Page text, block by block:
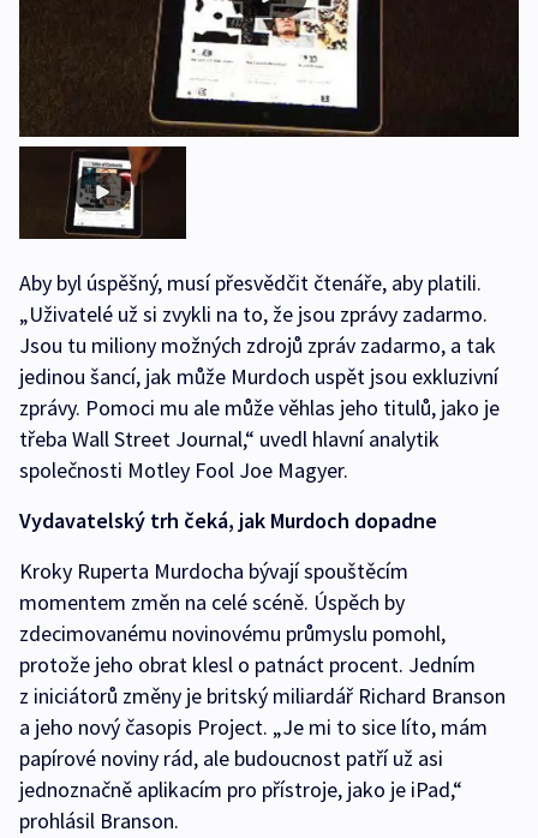
Aby byl úspěšný, musí přesvědčit čtenáře, aby platili.
„Uživatelé už si zvykli na to, že jsou zprávy zadarmo.
Jsou tu miliony možných zdrojů zpráv zadarmo, a tak
jedinou šancí, jak může Murdoch uspět jsou exkluzivní
zprávy. Pomoci mu ale může věhlas jeho titulů, jako je
třeba Wall Street Journal,“ uvedl hlavní analytik
společnosti Motley Fool Joe Magyer.
Vydavatelský trh čeká, jak Murdoch dopadne
Kroky Ruperta Murdocha bývají spouštěcím
momentem změn na celé scéně. Úspěch by
zdecimovanému novinovému průmyslu pomohl,
protože jeho obrat klesl o patnáct procent. Jedním
z iniciátorů změny je britský miliardář Richard Branson
a jeho nový časopis Project. „Je mi to sice líto, mám
papírové noviny rád, ale budoucnost patří už asi
jednoznačně aplikacím pro přístroje, jako je iPad,“
prohlásil Branson.